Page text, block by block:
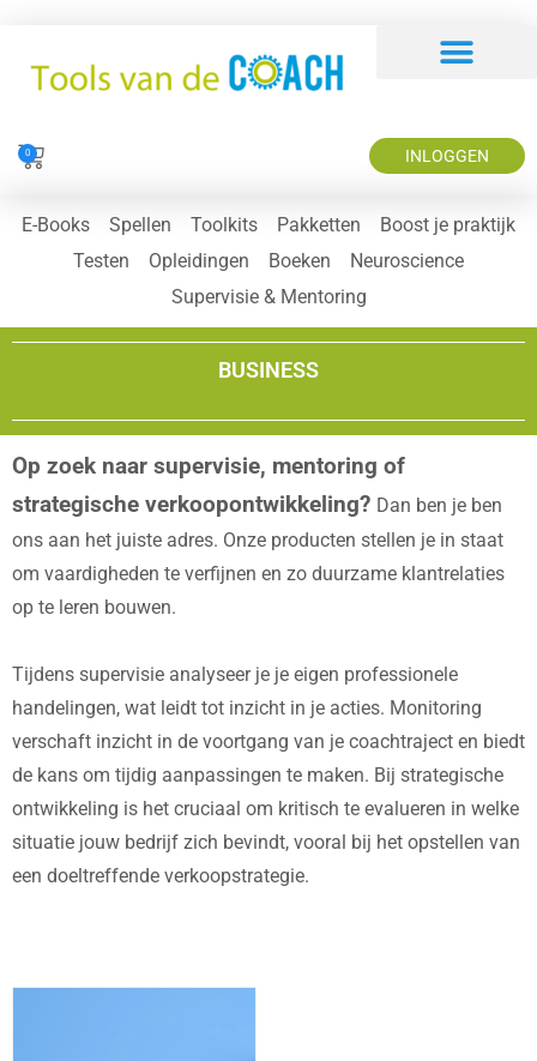
0 INLOGGEN
E-Books Spellen Toolkits Pakketten
Boost je praktijk
Testen
Opleidingen Boeken
Neuroscience
Supervisie & Mentoring
BUSINESS
Op zoek naar supervisie, mentoring of
strategische verkoopontwikkeling? Dan ben je ben
ons aan het juiste adres. Onze producten stellen je in staat
om vaardigheden te verfijnen en zo duurzame klantrelaties
op te leren bouwen.
Tijdens supervisie analyseer je je eigen professionele
handelingen, wat leidt tot inzicht in je acties. Monitoring
verschaft inzicht in de voortgang van je coachtraject en biedt
de kans om tijdig aanpassingen te maken. Bij strategische
ontwikkeling is het cruciaal om kritisch te evalueren in welke
situatie jouw bedrijf zich bevindt, vooral bij het opstellen van
een doeltreffende verkoopstrategie.